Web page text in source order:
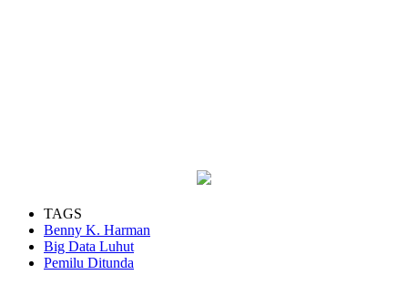
TAGS
Benny K. Harman
Big Data Luhut
Pemilu Ditunda